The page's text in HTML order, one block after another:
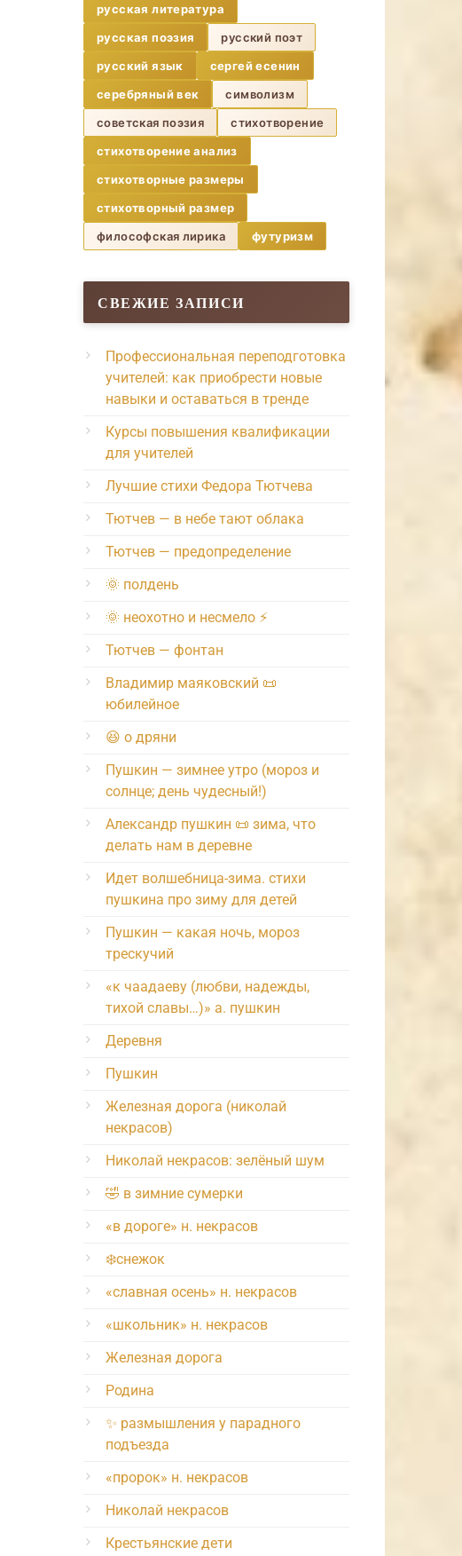
русская литература
русская поэзия
русский поэт
русский язык
сергей есенин
серебряный век
символизм
советская поэзия
стихотворение
стихотворение анализ
стихотворные размеры
стихотворный размер
философская лирика
футуризм
СВЕЖИЕ ЗАПИСИ
Профессиональная переподготовка
учителей: как приобрести новые
навыки и оставаться в тренде
Курсы повышения квалификации
для учителей
Лучшие стихи Федора Тютчева
Тютчев — в небе тают облака
Тютчев — предопределение
🌞 полдень
🌞 неохотно и несмело ⚡️
Тютчев — фонтан
Владимир маяковский 📜
юбилейное
😆 о дряни
Пушкин — зимнее утро (мороз и
солнце; день чудесный!)
Александр пушкин 📜 зима, что
делать нам в деревне
Идет волшебница-зима. стихи
пушкина про зиму для детей
Пушкин — какая ночь, мороз
трескучий
«к чаадаеву (любви, надежды,
тихой славы…)» а. пушкин
Деревня
Пушкин
Железная дорога (николай
некрасов)
Николай некрасов: зелёный шум
🤣 в зимние сумерки
«в дороге» н. некрасов
❄️снежок
«славная осень» н. некрасов
«школьник» н. некрасов
Железная дорога
Родина
✨ размышления у парадного
подъезда
«пророк» н. некрасов
Николай некрасов
Крестьянские дети